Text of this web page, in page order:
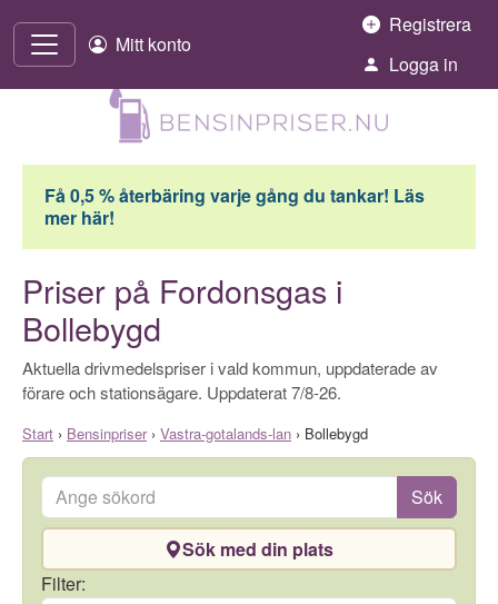
Mitt konto
Registrera
Logga in
Få 0,5 % återbäring varje gång du tankar! Läs
mer här!
Priser på Fordonsgas i
Bollebygd
Aktuella drivmedelspriser i vald kommun, uppdaterade av
förare och stationsägare. Uppdaterat 7/8-26.
Start › Bensinpriser› Vastra-gotalands-lan › Bollebygd
Ange sökord Sök
Sök med din plats
Filter: